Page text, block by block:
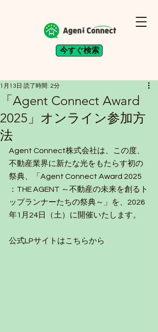
今すぐ検索
「Agent Connect Award
2025」オンライン参加方
法
1月13日 読了時間: 2分
Agent Connect株式会社は、この度、
不動産業界に新たな光をもたらす初の
祭典、「Agent Connect Award 2025
：THE AGENT ～不動産の未来を創るト
ップランナーたちの祭典～」を、2026
年1月24日（土）に開催いたします。
公式LPサイトはこちらから